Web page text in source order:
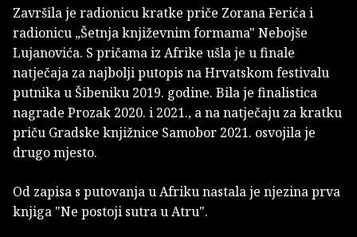
Završila je radionicu kratke priče Zorana Ferića i
radionicu „Šetnja književnim formama" Nebojše
Lujanovića. S pričama iz Afrike ušla je u finale
natječaja za najbolji putopis na Hrvatskom festivalu
putnika u Šibeniku 2019. godine. Bila je finalistica
nagrade Prozak 2020. i 2021., a na natječaju za kratku
priču Gradske knjižnice Samobor 2021. osvojila je
drugo mjesto.
Od zapisa s putovanja u Afriku nastala je njezina prva
knjiga "Ne postoji sutra u Atru".